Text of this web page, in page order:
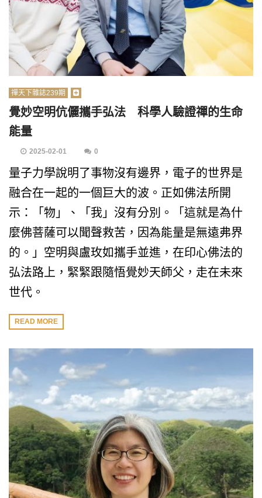
禪天下雜誌239期
覺妙空明伉儷攜手弘法 科學人驗證禪的生命
能量
2025-02-01 0
量子力學說明了事物沒有邊界，電子的世界是
融合在一起的一個巨大的波。正如佛法所開
示：「物」、「我」沒有分別。「這就是為什
麼佛菩薩可以聞聲救苦，因為能量是無遠弗界
的。」空明與盧玫如攜手並進，在印心佛法的
弘法路上，緊緊跟隨悟覺妙天師父，走在未來
世代。
READ MORE